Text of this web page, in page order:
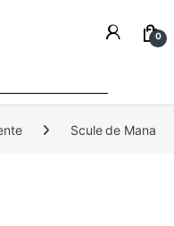
0
Scule de Mana